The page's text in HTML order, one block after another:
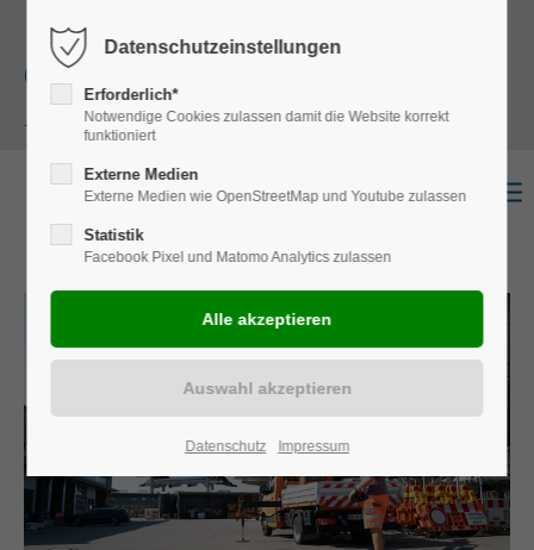
+49
(0)251 322 631
- 0
Datenschutzeinstellungen
Erforderlich*
Notwendige Cookies zulassen damit die Website korrekt
funktioniert
Externe Medien
Externe Medien wie OpenStreetMap und Youtube zulassen
Statistik
Facebook Pixel und Matomo Analytics zulassen
Datenschutz Impressum